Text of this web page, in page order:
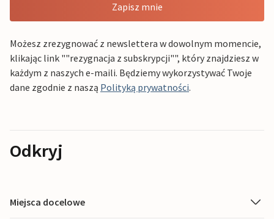
Zapisz mnie
Możesz zrezygnować z newslettera w dowolnym momencie,
klikając link ""rezygnacja z subskrypcji"", który znajdziesz w
każdym z naszych e-maili. Będziemy wykorzystywać Twoje
dane zgodnie z naszą Polityką prywatności.
Odkryj
Miejsca docelowe